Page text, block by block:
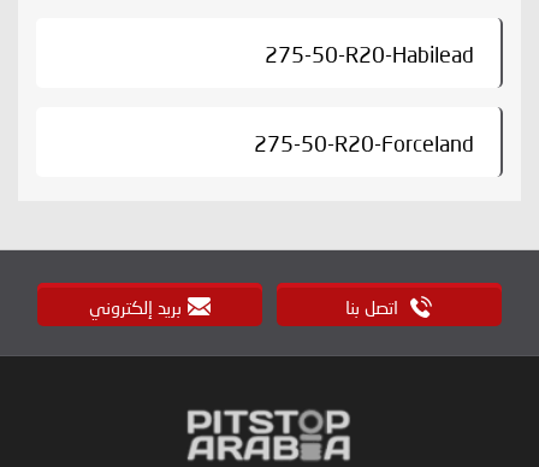
275-50-R20-Habilead
275-50-R20-Forceland
اتصل بنا بريد إلكتروني